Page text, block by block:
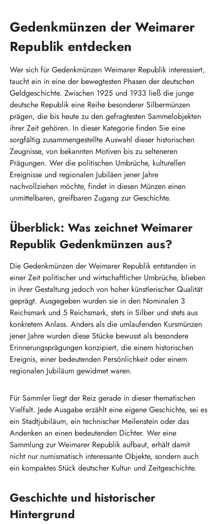
Gedenkmünzen der Weimarer
Republik entdecken
Wer sich für Gedenkmünzen Weimarer Republik interessiert,
taucht ein in eine der bewegtesten Phasen der deutschen
Geldgeschichte. Zwischen 1925 und 1933 ließ die junge
deutsche Republik eine Reihe besonderer Silbermünzen
prägen, die bis heute zu den gefragtesten Sammelobjekten
ihrer Zeit gehören. In dieser Kategorie finden Sie eine
sorgfältig zusammengestellte Auswahl dieser historischen
Zeugnisse, von bekannten Motiven bis zu selteneren
Prägungen. Wer die politischen Umbrüche, kulturellen
Ereignisse und regionalen Jubiläen jener Jahre
nachvollziehen möchte, findet in diesen Münzen einen
unmittelbaren, greifbaren Zugang zur Geschichte.
Überblick: Was zeichnet Weimarer
Republik Gedenkmünzen aus?
Die Gedenkmünzen der Weimarer Republik entstanden in
einer Zeit politischer und wirtschaftlicher Umbrüche, blieben
in ihrer Gestaltung jedoch von hoher künstlerischer Qualität
geprägt. Ausgegeben wurden sie in den Nominalen 3
Reichsmark und 5 Reichsmark, stets in Silber und stets aus
konkretem Anlass. Anders als die umlaufenden Kursmünzen
jener Jahre wurden diese Stücke bewusst als besondere
Erinnerungsprägungen konzipiert, die einem historischen
Ereignis, einer bedeutenden Persönlichkeit oder einem
regionalen Jubiläum gewidmet waren.
Für Sammler liegt der Reiz gerade in dieser thematischen
Vielfalt. Jede Ausgabe erzählt eine eigene Geschichte, sei es
ein Stadtjubiläum, ein technischer Meilenstein oder das
Andenken an einen bedeutenden Dichter. Wer eine
Sammlung zur Weimarer Republik aufbaut, erhält damit
nicht nur numismatisch interessante Objekte, sondern auch
ein kompaktes Stück deutscher Kultur- und Zeitgeschichte.
Geschichte und historischer
Hintergrund